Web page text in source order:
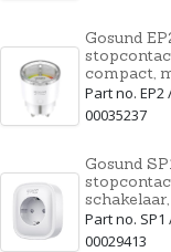
Gosund
compact,
Part no.
00035237
Gosund
Part no.
00029413